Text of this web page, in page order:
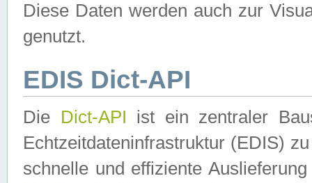
Diese Daten werden auch zur
genutzt.
EDIS Dict-API
Die Dict-API ist ein zentraler
Echtzeitdateninfrastruktur (EDIS)
schnelle und effiziente